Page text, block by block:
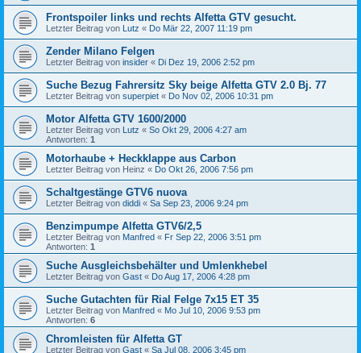
Frontspoiler links und rechts Alfetta GTV gesucht.
Letzter Beitrag von Lutz « Do Mär 22, 2007 11:19 pm
Zender Milano Felgen
Letzter Beitrag von insider « Di Dez 19, 2006 2:52 pm
Suche Bezug Fahrersitz Sky beige Alfetta GTV 2.0 Bj. 77
Letzter Beitrag von superpiet « Do Nov 02, 2006 10:31 pm
Motor Alfetta GTV 1600/2000
Letzter Beitrag von Lutz « So Okt 29, 2006 4:27 am
Antworten: 1
Motorhaube + Heckklappe aus Carbon
Letzter Beitrag von Heinz « Do Okt 26, 2006 7:56 pm
Schaltgestänge GTV6 nuova
Letzter Beitrag von diddi « Sa Sep 23, 2006 9:24 pm
Benzimpumpe Alfetta GTV6/2,5
Letzter Beitrag von Manfred « Fr Sep 22, 2006 3:51 pm
Antworten: 1
Suche Ausgleichsbehälter und Umlenkhebel
Letzter Beitrag von Gast « Do Aug 17, 2006 4:28 pm
Suche Gutachten für Rial Felge 7x15 ET 35
Letzter Beitrag von Manfred « Mo Jul 10, 2006 9:53 pm
Antworten: 6
Chromleisten für Alfetta GT
Letzter Beitrag von Gast « Sa Jul 08, 2006 3:45 pm